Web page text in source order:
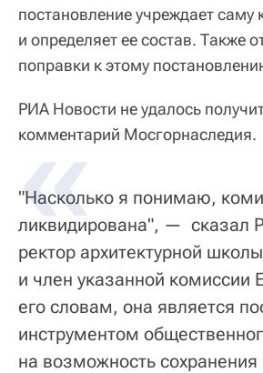
постановление учреждает
и определяет ее состав. Также
поправки к этому
РИА Новости не удалось
комментарий Мосгорнаследия.
"Насколько я понимаю,
ликвидирована", — сказал
ректор архитектурной
и член указанной комиссии
его словам, она является
инструментом
на возможность